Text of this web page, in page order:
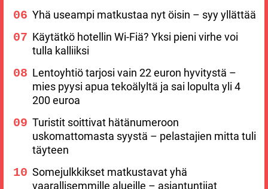
Yhä useampi matkustaa nyt öisin – syy yllättää
Käytätkö hotellin Wi-Fiä? Yksi pieni virhe voi
tulla kalliiksi
Lentoyhtiö tarjosi vain 22 euron hyvitystä –
mies pyysi apua tekoälyltä ja sai lopulta yli 4
200 euroa
Turistit soittivat hätänumeroon
uskomattomasta syystä – pelastajien mitta tuli
täyteen
Somejulkkikset matkustavat yhä
vaarallisemmille alueille – asiantuntijat